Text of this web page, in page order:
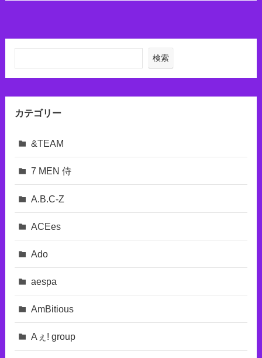
検索
カテゴリー
&TEAM
7 MEN 侍
A.B.C-Z
ACEes
Ado
aespa
AmBitious
Aぇ! group